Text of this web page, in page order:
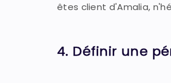
êtes client d'Amalia,
4. Définir une